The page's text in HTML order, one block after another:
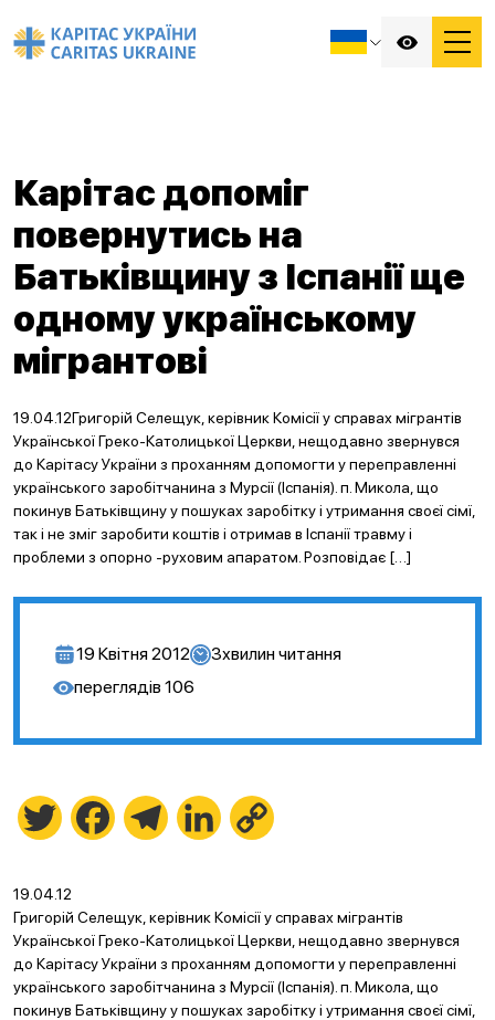
Карітас допоміг
повернутись на
Батьківщину з Іспанії ще
одному українському
мігрантові
19.04.12Григорій Селещук, керівник Комісії у справах мігрантів
Української Греко-Католицької Церкви, нещодавно звернувся
до Карітасу України з проханням допомогти у переправленні
українського заробітчанина з Мурсії (Іспанія). п. Микола, що
покинув Батьківщину у пошуках заробітку і утримання своєї сімї,
так і не зміг заробити коштів і отримав в Іспанії травму і
проблеми з опорно -руховим апаратом. Розповідає […]
19 Квітня 2012 3хвилин читання
переглядів 106
Twitter FacebookTelegramLinkedIn
19.04.12
Григорій Селещук, керівник Комісії у справах мігрантів
Української Греко-Католицької Церкви, нещодавно звернувся
до Карітасу України з проханням допомогти у переправленні
українського заробітчанина з Мурсії (Іспанія). п. Микола, що
покинув Батьківщину у пошуках заробітку і утримання своєї сімї,